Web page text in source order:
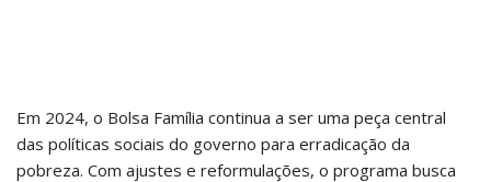
Em 2024, o Bolsa Família continua a ser uma peça central
das políticas sociais do governo para erradicação da
pobreza. Com ajustes e reformulações, o programa busca